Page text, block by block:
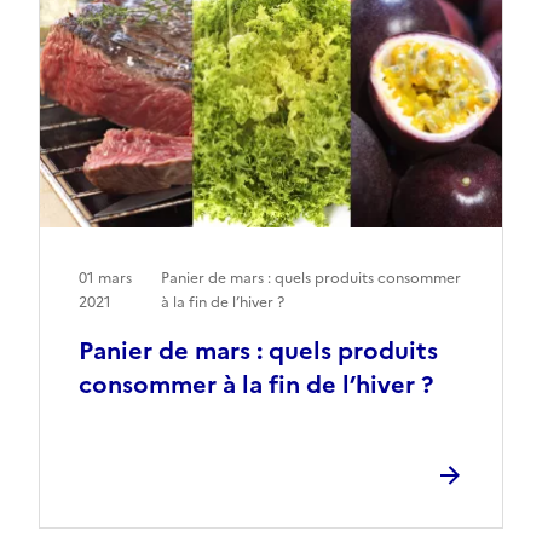
Panier de mars : quels produits
consommer à la fin de l’hiver ?
01 mars
2021
Panier de mars : quels produits consommer
à la fin de l’hiver ?